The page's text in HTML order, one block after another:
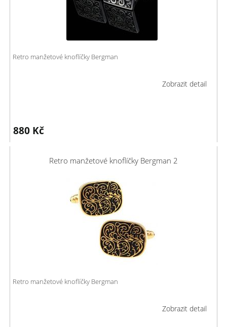
Retro manžetové knoflíčky Bergman
Zobrazit detail
880 Kč
Retro manžetové knoflíčky Bergman 2
Retro manžetové knoflíčky Bergman
Zobrazit detail